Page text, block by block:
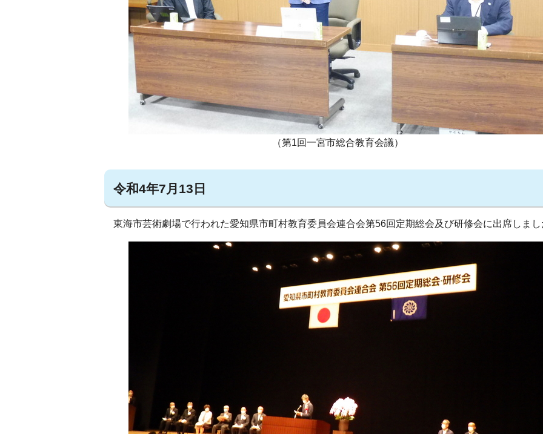
（第1回一宮市総合教育会議）
令和4年7月13日
東海市芸術劇場で行われた愛知県市町村教育委員会連合会第56回定期総会及び研修会に出席しま